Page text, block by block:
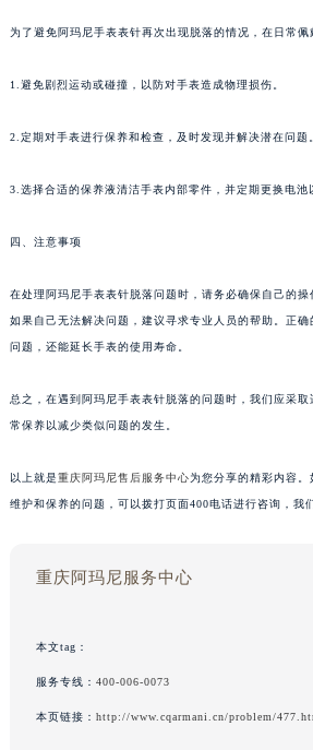
为了避免阿玛尼手表表针再次出现脱落的情况，在日常佩
1.避免剧烈运动或碰撞，以防对手表造成物理损伤。
2.定期对手表进行保养和检查，及时发现并解决潜在问题
3.选择合适的保养液清洁手表内部零件，并定期更换电池
四、注意事项
在处理阿玛尼手表表针脱落问题时，请务必确保自己的操
如果自己无法解决问题，建议寻求专业人员的帮助。正
问题，还能延长手表的使用寿命。
总之，在遇到阿玛尼手表表针脱落的问题时，我们应采
常保养以减少类似问题的发生。
以上就是重庆阿玛尼售后服务中心为您分享的精彩内容
维护和保养的问题，可以拨打页面400电话进行咨询，我
重庆阿玛尼服务中心
本文tag：
服务专线： 400-006-0073
本页链接： http://www.cqarmani.cn/problem/